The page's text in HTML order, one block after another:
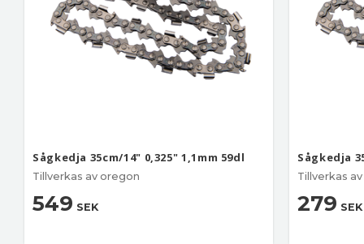
Sågkedja 35cm/14" 0,325" 1,1mm 59dl
Tillverkas av oregon
549 SEK
Sågkedja
Tillverkas
279 SEK